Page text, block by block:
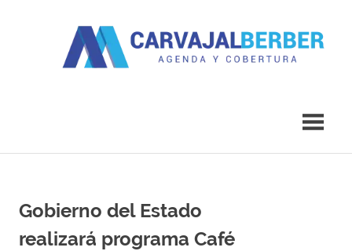
Gobierno del Estado
realizará programa Café